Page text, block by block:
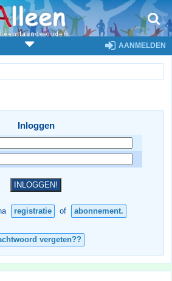
AANMELDEN
Inloggen
registratie of abonnement.
vergeten??